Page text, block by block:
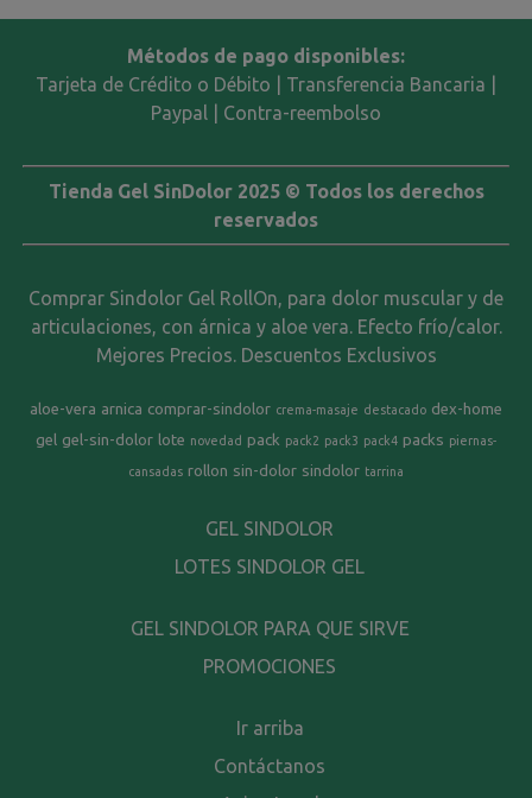
Métodos de pago disponibles:
Tarjeta de Crédito o Débito | Transferencia Bancaria |
Paypal | Contra-reembolso
Tienda Gel SinDolor 2025 © Todos los derechos
reservados
Comprar Sindolor Gel RollOn, para dolor muscular y de
articulaciones, con árnica y aloe vera. Efecto frío/calor.
Mejores Precios. Descuentos Exclusivos
aloe-vera arnica comprar-sindolor crema-masaje destacado dex-home
gel gel-sin-dolor lote novedad pack pack2 pack3 pack4 packs piernas-
cansadas rollon sin-dolor sindolor tarrina
GEL SINDOLOR
LOTES SINDOLOR GEL
GEL SINDOLOR PARA QUE SIRVE
PROMOCIONES
Ir arriba
Contáctanos